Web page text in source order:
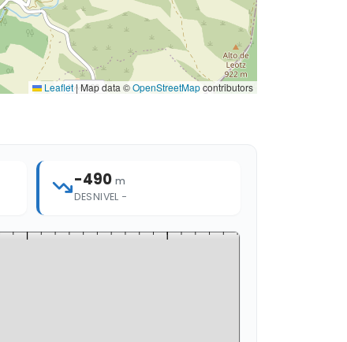
Leaflet|Map data ©OpenStreetMapcontributors
-490 m
DESNIVEL −